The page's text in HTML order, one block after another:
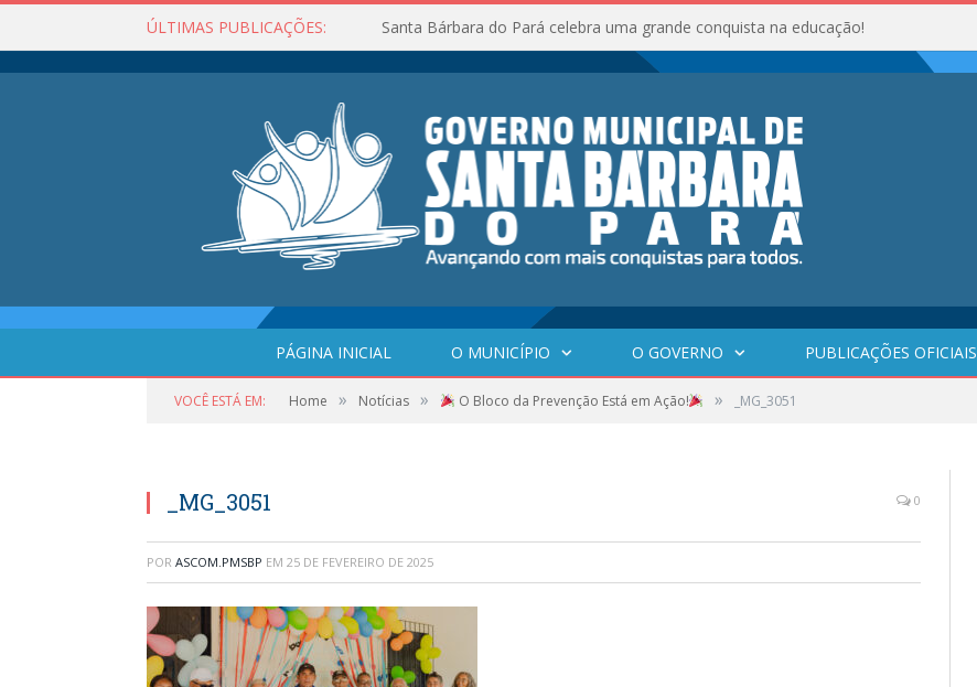
ÚLTIMAS PUBLICAÇÕES: Santa Bárbara do Pará celebra uma grande conquista na educação!
PÁGINA INICIAL O MUNICÍPIO O GOVERNO PUBLICAÇÕES OFICIAIS
VOCÊ ESTÁ EM: Home » Notícias » O Bloco da Prevenção Está em Ação! » _MG_3051
_MG_3051 0
POR ASCOM.PMSBP EM 25 DE FEVEREIRO DE 2025